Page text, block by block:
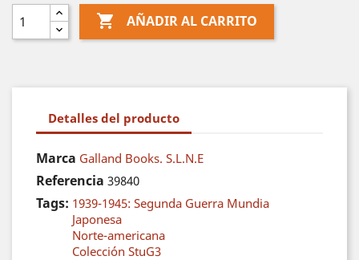
 AÑADIR AL CARRITO
Detalles del producto
Marca Galland Books. S.L.N.E
Referencia 39840
Tags: 1939-1945: Segunda Guerra Mundia
Japonesa
Norte-americana
Colección StuG3